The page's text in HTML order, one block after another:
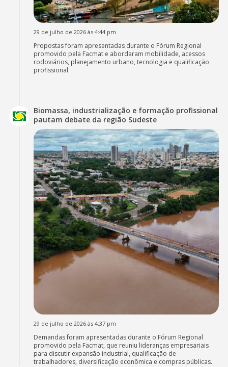
29 de julho de 2026 às 4:44 pm
Propostas foram apresentadas durante o Fórum Regional
promovido pela Facmat e abordaram mobilidade, acessos
rodoviários, planejamento urbano, tecnologia e qualificação
profissional
Biomassa, industrialização e formação profissional
pautam debate da região Sudeste
29 de julho de 2026 às 4:37 pm
Demandas foram apresentadas durante o Fórum Regional
promovido pela Facmat, que reuniu lideranças empresariais
para discutir expansão industrial, qualificação de
trabalhadores, diversificação econômica e compras públicas.